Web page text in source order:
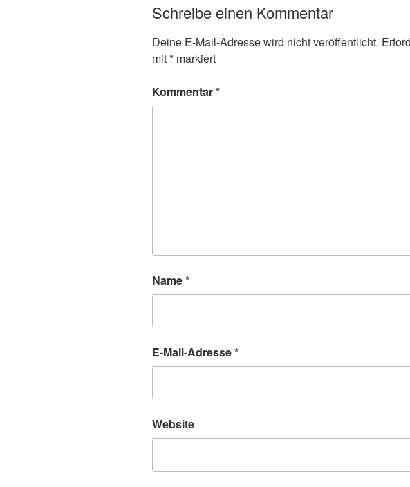
Schreibe einen Kommentar
Deine E-Mail-Adresse wird nicht veröffentlicht.
mit* markiert
Kommentar*
Name*
E-Mail-Adresse*
Website